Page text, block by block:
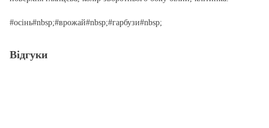
#осінь#nbsp;#врожай#nbsp;#гарбузи#nbsp;
Відгуки